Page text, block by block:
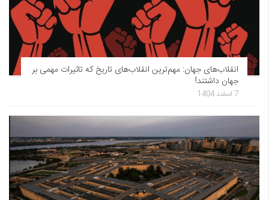
انقلاب‌های جهان: مهم‌ترین انقلاب‌های تاریخ که تاثیرات مهمی بر
جهان داشتند!
7 اسفند 1404